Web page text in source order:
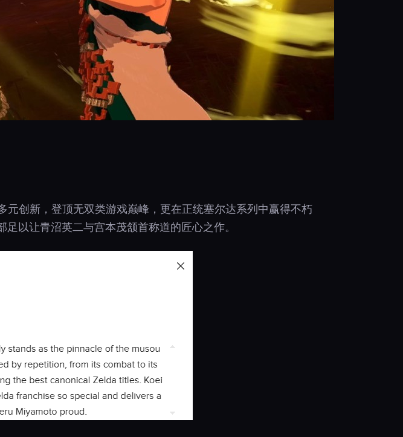
元创新，登顶无双类游戏巅峰，更在正统塞尔达系列中赢得不朽
以让青沼英二与宫本茂颔首称道的匠心之作。